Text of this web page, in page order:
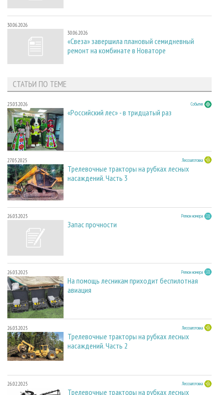
30.06.2026
30.06.2026
«Свеза» завершила плановый семидневный
ремонт на комбинате в Новаторе
СТАТЬИ ПО ТЕМЕ
23.03.2026 События
«Российский лес» - в тридцатый раз
27.05.2025 Лесозаготовка
Трелевочные тракторы на рубках лесных
насаждений. Часть 3
26.03.2025 Регион номера
Запас прочности
26.03.2025 Регион номера
На помощь лесникам приходит беспилотная
авиация
26.03.2025 Лесозаготовка
Трелевочные тракторы на рубках лесных
насаждений. Часть 2
26.02.2025 Лесозаготовка
Трелевочные тракторы на рубках лесных